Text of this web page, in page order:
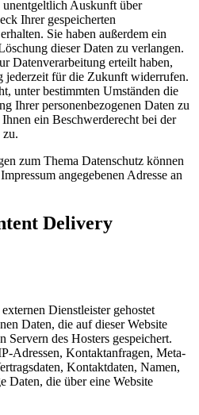
unentgeltlich Auskunft über
Ihrer gespeicherten
Sie haben außerdem ein
dieser Daten zu verlangen.
Datenverarbeitung erteilt haben,
jederzeit für die Zukunft widerrufen.
unter bestimmten Umständen die
Ihrer personenbezogenen Daten zu
ein Beschwerderecht bei der
zu.
zum Thema Datenschutz können
angegebenen Adresse an
Delivery
Dienstleister gehostet
Daten, die auf dieser Website
Servern des Hosters gespeichert.
Adressen, Kontaktanfragen, Meta-
Kontaktdaten, Namen,
Daten, die über eine Website